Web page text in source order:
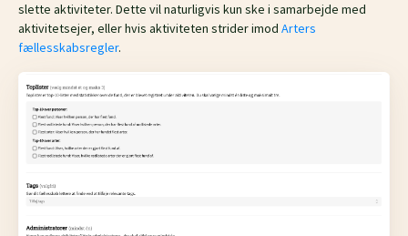
slette aktiviteter. Dette vil naturligvis kun ske i samarbejde med
aktivitetsejer, eller hvis aktiviteten strider imod Arters
fællesskabsregler.